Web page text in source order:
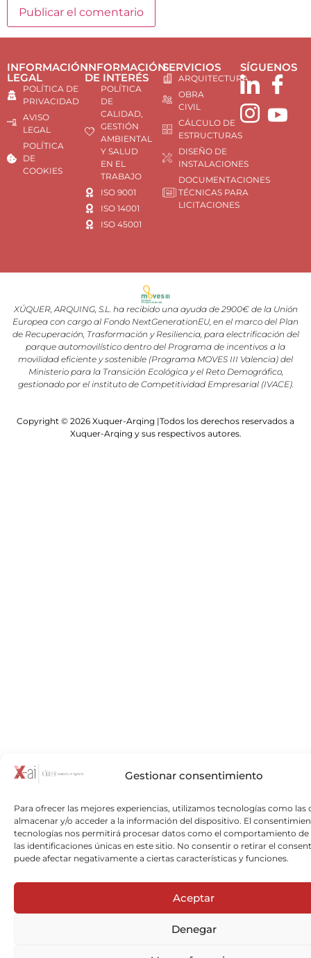
Gestionar consentimiento
Para ofrecer las mejores experiencias, utilizamos tecnologías como las
almacenar y/o acceder a la información del dispositivo. El
tecnologías nos permitirá procesar datos como el comportamiento de
las identificaciones únicas en este sitio. No consentir o retirar el
puede afectar negativamente a ciertas características y funciones.
Aceptar
Denegar
INFORMACIÓN
LEGAL
POLÍTICA DE
PRIVACIDAD
AVISO
LEGAL
POLÍTICA
DE
COOKIES
INFORMACIÓN
DE INTERÉS
POLÍTICA
DE
CALIDAD,
GESTIÓN
AMBIENTAL
Y SALUD
EN EL
TRABAJO
ISO 9001
ISO 14001
ISO 45001
SERVICIOS
ARQUITECTURA
OBRA
CIVIL
CÁLCULO DE
ESTRUCTURAS
DISEÑO DE
INSTALACIONES
DOCUMENTACIONES
TÉCNICAS PARA
LICITACIONES
SÍGUENOS
XÚQUER, ARQUING, S.L. ha recibido una ayuda de 2900€ de la Unión
Europea con cargo al Fondo NextGenerationEU, en el marco del Plan
de Recuperación, Trasformación y Resiliencia, para electrificación del
parque automovilístico dentro del Programa de incentivos a la
movilidad eficiente y sostenible (Programa MOVES III Valencia) del
Ministerio para la Transición Ecológica y el Reto Demográfico,
gestionado por el instituto de Competitividad Empresarial (IVACE).
Copyright © 2026 Xuquer-Arqing |Todos los derechos reservados a
Xuquer-Arqing y sus respectivos autores.